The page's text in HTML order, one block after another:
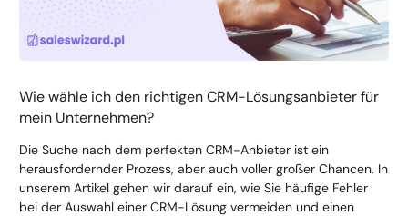
Wie wähle ich den richtigen CRM-Lösungsanbieter für
mein Unternehmen?
Die Suche nach dem perfekten CRM-Anbieter ist ein
herausfordernder Prozess, aber auch voller großer Chancen. In
unserem Artikel gehen wir darauf ein, wie Sie häufige Fehler
bei der Auswahl einer CRM-Lösung vermeiden und einen